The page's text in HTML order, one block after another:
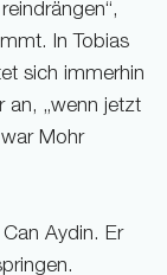
In Tobias
sich immerhin
an, „wenn jetzt
Mohr
Aydin. Er